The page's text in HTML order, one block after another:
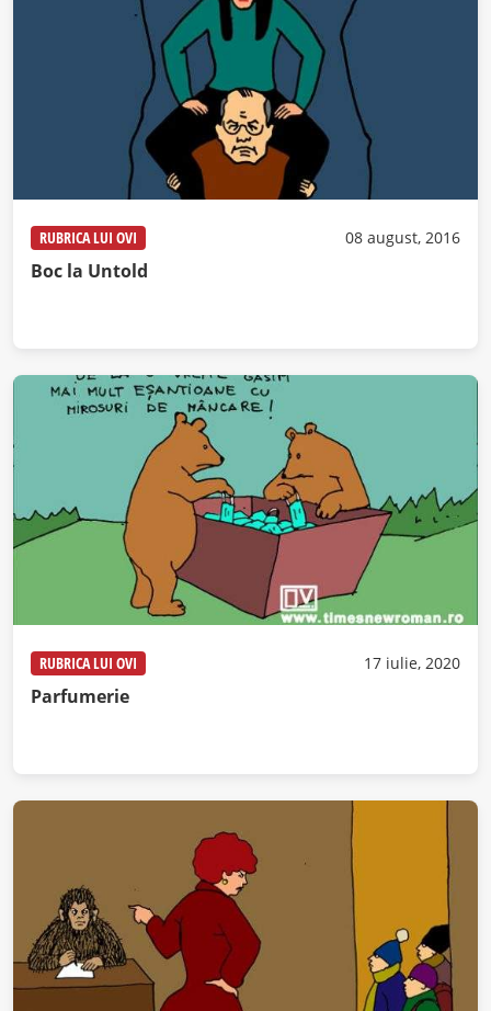
RUBRICA LUI OVI 08 august, 2016
Boc la Untold
RUBRICA LUI OVI 17 iulie, 2020
Parfumerie